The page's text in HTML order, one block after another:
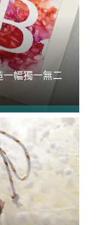
幅獨一無二